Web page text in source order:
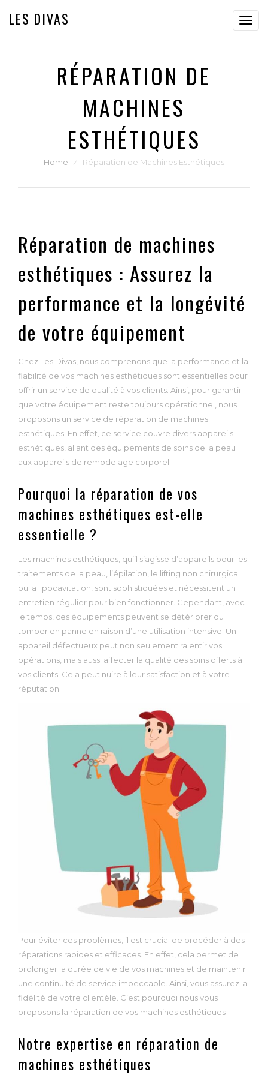
LES DIVAS
RÉPARATION DE
MACHINES
ESTHÉTIQUES
Home ⁄ Réparation de Machines Esthétiques
Réparation de machines
esthétiques : Assurez la
performance et la longévité
de votre équipement
Chez Les Divas, nous comprenons que la performance et la
fiabilité de vos machines esthétiques sont essentielles pour
offrir un service de qualité à vos clients. Ainsi, pour garantir
que votre équipement reste toujours opérationnel, nous
proposons un service de réparation de machines
esthétiques. En effet, ce service couvre divers appareils
esthétiques, allant des équipements de soins de la peau
aux appareils de remodelage corporel.
Pourquoi la réparation de vos
machines esthétiques est-elle
essentielle ?
Les machines esthétiques, qu’il s’agisse d’appareils pour les
traitements de la peau, l’épilation, le lifting non chirurgical
ou la lipocavitation, sont sophistiquées et nécessitent un
entretien régulier pour bien fonctionner. Cependant, avec
le temps, ces équipements peuvent se détériorer ou
tomber en panne en raison d’une utilisation intensive. Un
appareil défectueux peut non seulement ralentir vos
opérations, mais aussi affecter la qualité des soins offerts à
vos clients. Cela peut nuire à leur satisfaction et à votre
réputation.
Pour éviter ces problèmes, il est crucial de procéder à des
réparations rapides et efficaces. En effet, cela permet de
prolonger la durée de vie de vos machines et de maintenir
une continuité de service impeccable. Ainsi, vous assurez la
fidélité de votre clientèle. C’est pourquoi nous vous
proposons la réparation de vos machines esthétiques
Notre expertise en réparation de
machines esthétiques